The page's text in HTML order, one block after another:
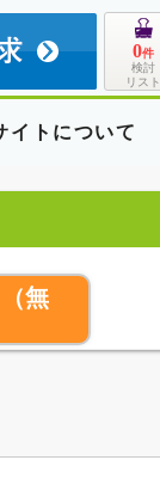
0件
検討
リスト
イトについて
（無